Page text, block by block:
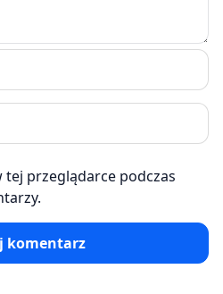
przeglądarce podczas
komentarz